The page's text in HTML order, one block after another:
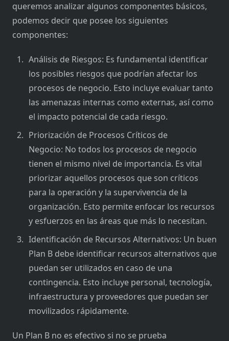
queremos analizar algunos componentes básicos,
podemos decir que posee los siguientes
componentes:
Análisis de Riesgos: Es fundamental identificar
los posibles riesgos que podrían afectar los
procesos de negocio. Esto incluye evaluar tanto
las amenazas internas como externas, así como
el impacto potencial de cada riesgo.
Priorización de Procesos Críticos de
Negocio: No todos los procesos de negocio
tienen el mismo nivel de importancia. Es vital
priorizar aquellos procesos que son críticos
para la operación y la supervivencia de la
organización. Esto permite enfocar los recursos
y esfuerzos en las áreas que más lo necesitan.
Identificación de Recursos Alternativos: Un buen
Plan B debe identificar recursos alternativos que
puedan ser utilizados en caso de una
contingencia. Esto incluye personal, tecnología,
infraestructura y proveedores que puedan ser
movilizados rápidamente.
Un Plan B no es efectivo si no se prueba